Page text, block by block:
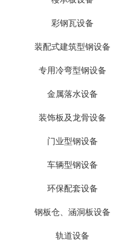
彩钢瓦设备
装配式建筑型钢设备
专用冷弯型钢设备
金属落水设备
装饰板及龙骨设备
门业型钢设备
车辆型钢设备
环保配套设备
钢板仓、涵洞板设备
轨道设备